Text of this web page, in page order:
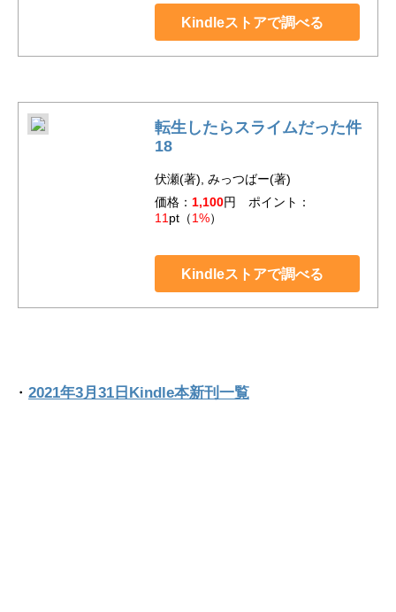
Kindleストアで調べる
転生したらスライムだった件
18
伏瀬(著), みっつばー(著)
価格： 1,100円 ポイント：
11 pt（1%）
Kindleストアで調べる
・ 2021年3月31日Kindle本新刊一覧